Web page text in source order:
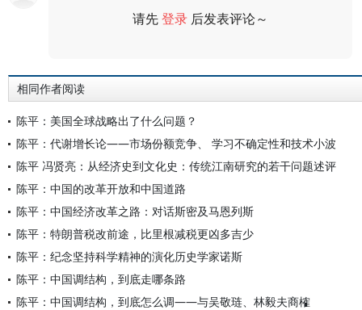
请先登录 后发表评论～
相同作者阅读
陈平：美国全球战略出了什么问题？
陈平：代谢增长论——市场份额竞争、 学习不确定性和技术小波
陈平 冯贤亮：从经济史到文化史：传统江南研究的若干问题述评
陈平：中国的改革开放和中国道路
陈平：中国经济改革之路：对话斯密及马恩列斯
陈平：特朗普税改前途，比里根减税更凶多吉少
陈平：纪念坚持科学精神的演化历史学家诺斯
陈平：中国调结构，到底走哪条路
陈平：中国调结构，到底怎么调——与吴敬琏、林毅夫商榷